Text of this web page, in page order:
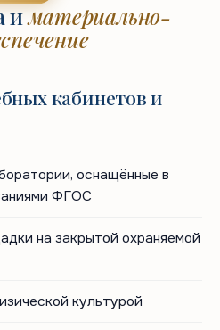
иматериально-
кабинетов и
оснащённые в
ФГОС
на закрытой охраняемой
культурой